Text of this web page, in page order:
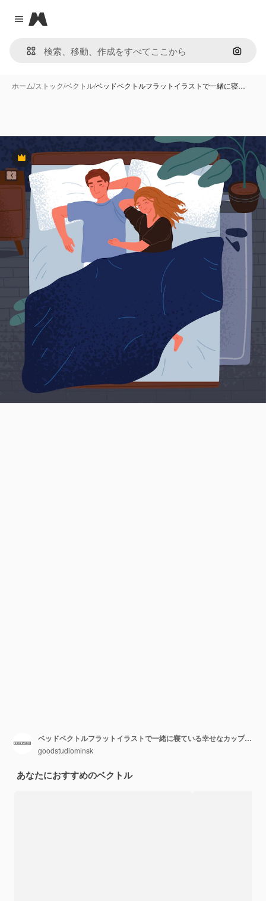
Close menu
Magnific
画像で
ホーム/ストック/ベクトル/ベッドベクトルフラットイラストで一緒に寝…
Premium
ベッドベクトルフラットイラストで一緒に寝ている幸せなカップル。夜のトップビューでリラックスして抱き締める夢中の男と女。寝室の毛布の下の枕の上に横たわっているパジャマの結婚したペア。
goodstudiominsk
あなたにおすすめのベクトル